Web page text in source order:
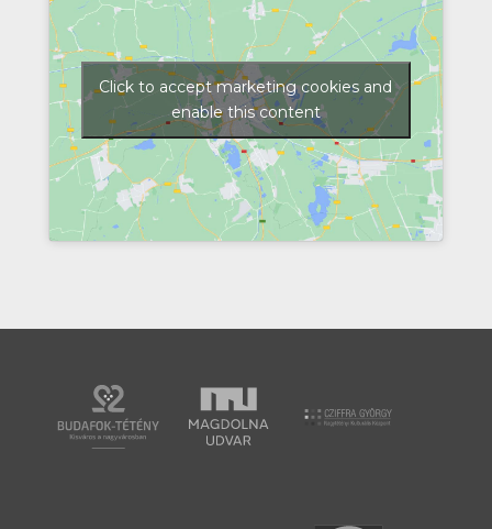
Click to accept marketing cookies and
enable this content